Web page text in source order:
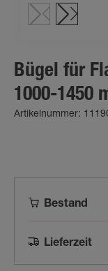
Bügel für
1000-1450
Artikelnummer:
Bestand
Lieferzeit